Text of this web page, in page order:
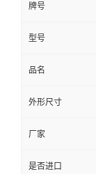
言
牌号
型号
品名
外形尺寸
厂家
是否进口